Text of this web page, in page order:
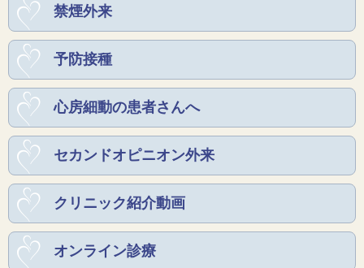
禁煙外来
予防接種
心房細動の患者さんへ
セカンドオピニオン外来
クリニック紹介動画
オンライン診療